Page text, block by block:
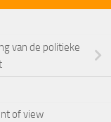
van de politieke
of view